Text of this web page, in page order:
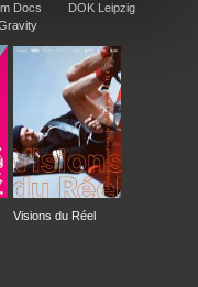
Docs
DOK Leipzig
Visions du Réel